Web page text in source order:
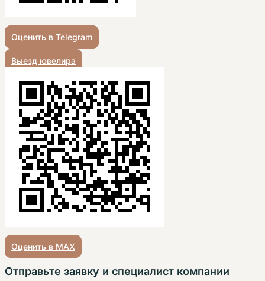
Оценить в Telegram
Выезд ювелира
Оценить в MAX
Отправьте заявку и специалист компании